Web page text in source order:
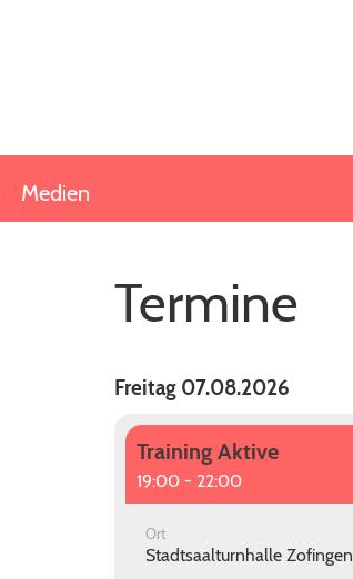
Medien
Termine
Freitag 07.08.2026
Training Aktive
19:00 - 22:00
Ort
Stadtsaalturnhalle Zofingen